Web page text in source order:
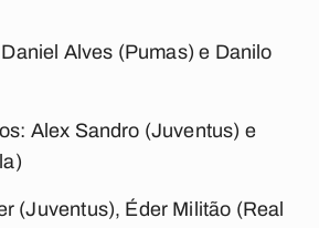
Daniel Alves (Pumas) e Danilo
Alex Sandro (Juventus) e
(Juventus), Éder Militão (Real